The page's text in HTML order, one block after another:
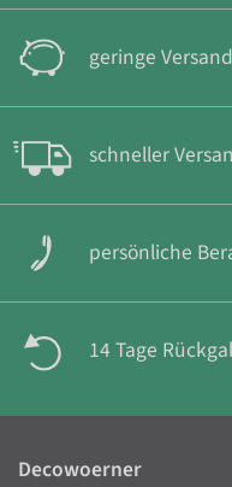
geringe
schneller
persönliche
14 Tage
Decowoerner